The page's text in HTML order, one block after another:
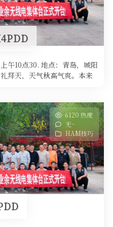
午10点30. 地点：青岛，城阳
拜天，天气秋高气爽。本来
6120 热度
无~
HAM技巧